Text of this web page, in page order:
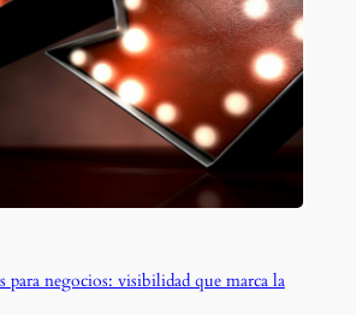
para negocios: visibilidad que marca la